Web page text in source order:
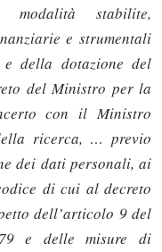
modalità stabilite,
e strumentali
della dotazione del
del Ministro per la
con il Ministro
ricerca, … previo
dei dati personali, ai
di cui al decreto
dell’articolo 9 del
e delle misure di